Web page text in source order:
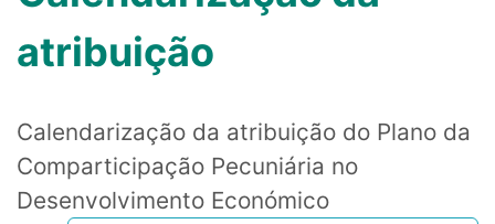
atribuição
Calendarização da atribuição do Plano da
Comparticipação Pecuniária no
Desenvolvimento Económico